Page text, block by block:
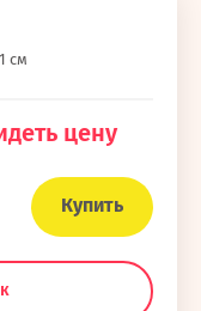
см
цену
Купить